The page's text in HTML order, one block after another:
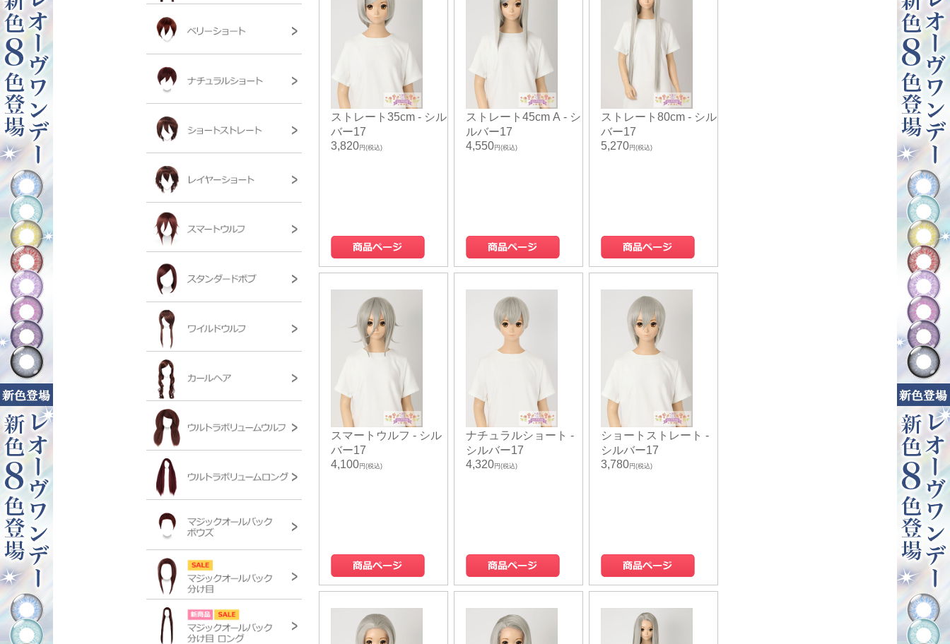
ストレート35cm - シル
バー17
3,820円(税込)
ストレート45cm A - シ
ルバー17
4,550円(税込)
ストレート80cm - シル
バー17
5,270円(税込)
スマートウルフ - シル
バー17
4,100円(税込)
ナチュラルショート -
シルバー17
4,320円(税込)
ショートストレート -
シルバー17
3,780円(税込)